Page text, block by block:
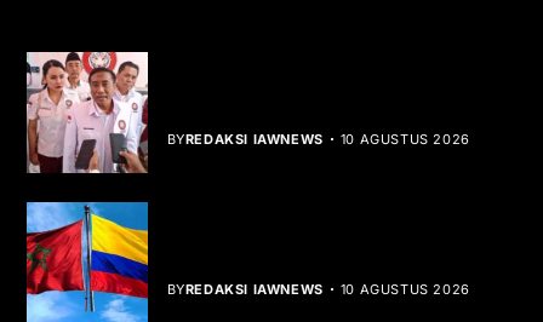
BYREDAKSI IAWNEWS 10 AGUSTUS 2026
BYREDAKSI IAWNEWS 10 AGUSTUS 2026